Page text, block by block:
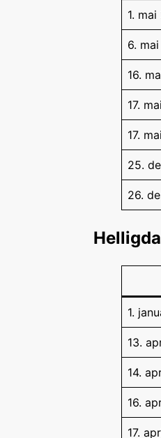
1.
6.
16.
17.
17.
25.
26.
1.
13.
14.
16.
17.